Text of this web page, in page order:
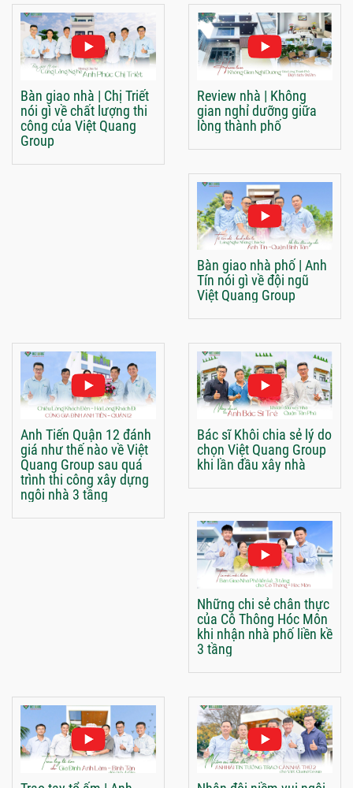
Bàn giao nhà | Chị Triết
nói gì về chất lượng thi
công của Việt Quang
Group
Review nhà | Không
gian nghỉ dưỡng giữa
lòng thành phố
Bàn giao nhà phố | Anh
Tín nói gì về đội ngũ
Việt Quang Group
Anh Tiến Quận 12 đánh
giá như thế nào về Việt
Quang Group sau quá
trình thi công xây dựng
ngôi nhà 3 tầng
Bác sĩ Khôi chia sẻ lý do
chọn Việt Quang Group
khi lần đầu xây nhà
Những chi sẻ chân thực
của Cô Thông Hóc Môn
khi nhận nhà phố liền kề
3 tầng